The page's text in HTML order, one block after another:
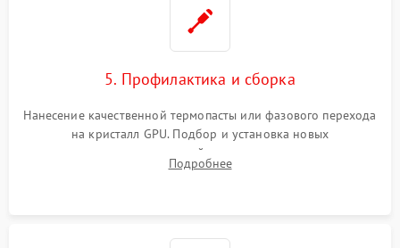
5. Профилактика и сборка
Нанесение качественной термопасты или фазового перехода
на кристалл GPU. Подбор и установка новых
термопрокладок правильной толщины на память и цепи
питания. Монтаж радиатора и бэкплейта, подключение и
Подробнее